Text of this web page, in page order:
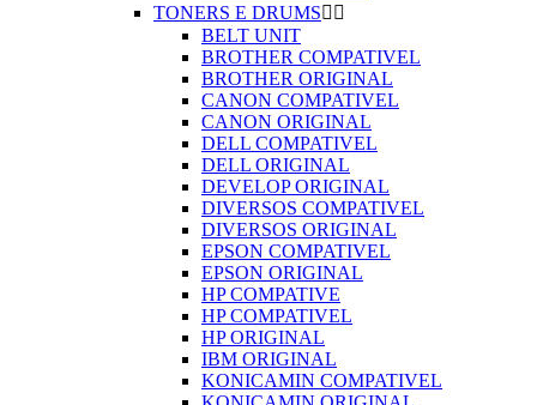
TONERS E DRUMS 
BELT UNIT
BROTHER COMPATIVEL
BROTHER ORIGINAL
CANON COMPATIVEL
CANON ORIGINAL
DELL COMPATIVEL
DELL ORIGINAL
DEVELOP ORIGINAL
DIVERSOS COMPATIVEL
DIVERSOS ORIGINAL
EPSON COMPATIVEL
EPSON ORIGINAL
HP COMPATIVE
HP COMPATIVEL
HP ORIGINAL
IBM ORIGINAL
KONICAMIN COMPATIVEL